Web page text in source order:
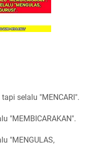
selalu "MENCARI".
"MEMBICARAKAN".
"MENGULAS,